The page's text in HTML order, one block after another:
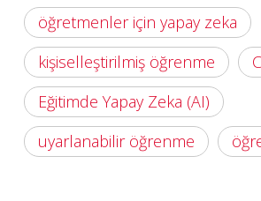
öğretmenler için yapay zeka
kişiselleştirilmiş öğrenme
Eğitimde Yapay Zeka (AI)
uyarlanabilir öğrenme